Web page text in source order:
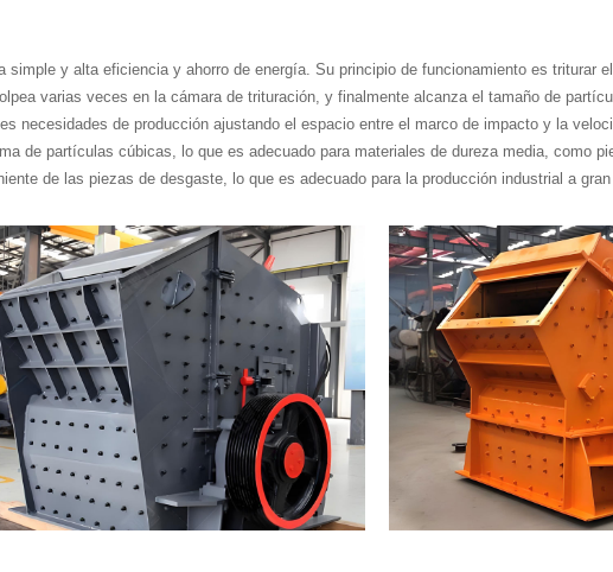
simple y alta eficiencia y ahorro de energía. Su principio de funcionamiento es triturar
varias veces en la cámara de trituración, y finalmente alcanza el tamaño de
necesidades de producción ajustando el espacio entre el marco de impacto y la
de partículas cúbicas, lo que es adecuado para materiales de dureza media, como
de las piezas de desgaste, lo que es adecuado para la producción industrial a gran